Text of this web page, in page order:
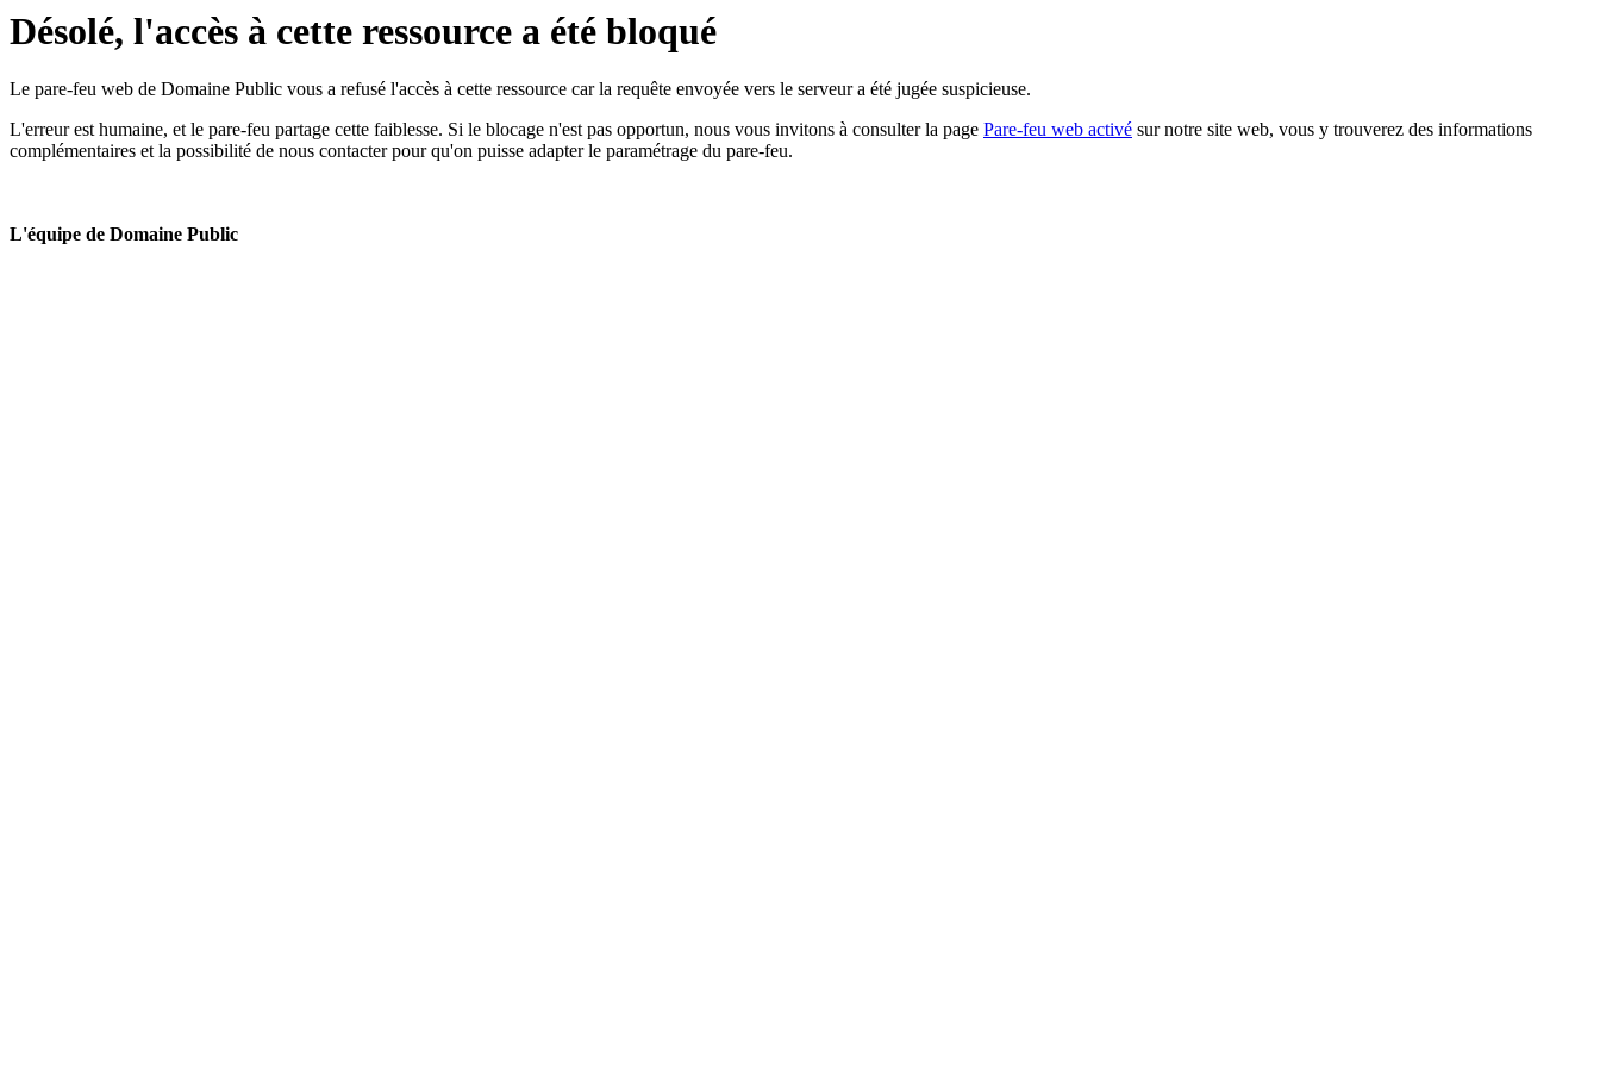
Désolé, l'accès à cette ressource a été bloqué
Le pare-feu web de Domaine Public vous a refusé l'accès à cette ressource car la requête envoyée vers le serveur a été jugée suspicieuse.
L'erreur est humaine, et le pare-feu partage cette faiblesse. Si le blocage n'est pas opportun, nous vous invitons à consulter la page Pare-feu web activé sur notre site web, vous y trouverez des informations
complémentaires et la possibilité de nous contacter pour qu'on puisse adapter le paramétrage du pare-feu.
L'équipe de Domaine Public